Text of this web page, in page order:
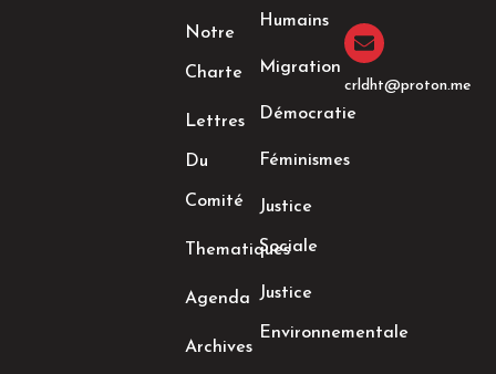
Notre
Charte
Lettres
Du
Comité
Thematiques
Agenda
Archives
Humains
Migration
Démocratie
Féminismes
Justice
Sociale
Justice
Environnementale
crldht@proton.me